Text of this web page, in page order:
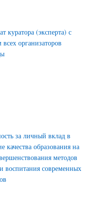
куратора (эксперта) с
всех организаторов
за личный вклад в
качества образования на
методов
воспитания современных